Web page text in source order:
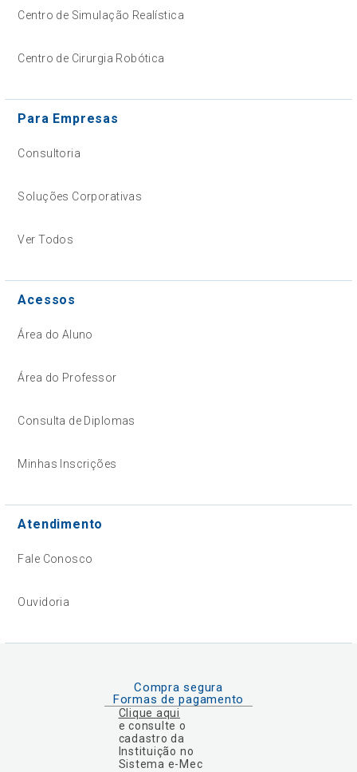
Centro de Simulação Realística
Centro de Cirurgia Robótica
Para Empresas
Consultoria
Soluções Corporativas
Ver Todos
Acessos
Área do Aluno
Área do Professor
Consulta de Diplomas
Minhas Inscrições
Atendimento
Fale Conosco
Ouvidoria
Compra segura
Formas de pagamento
Clique aqui
e consulte o
cadastro da
Instituição no
Sistema e-Mec